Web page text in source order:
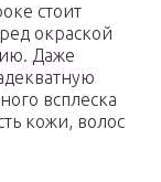
стоит
окраской
Даже
всплеска
кожи, волос